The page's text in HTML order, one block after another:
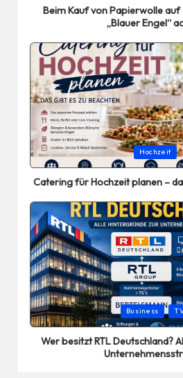
Beim Kauf von Papierwolle auf
„Blauer Engel“
Posted
in
Hochzeit
Catering für Hochzeit planen –
Posted
in
Business
Wer besitzt RTL Deutschland?